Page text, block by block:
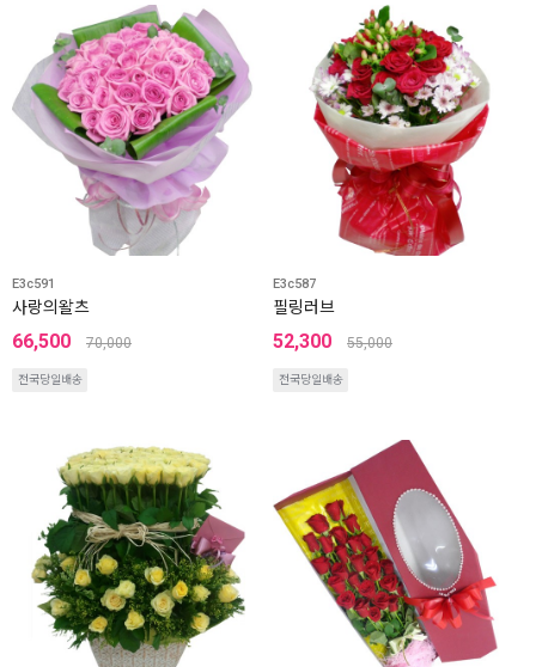
E3c591
사랑의왈츠
66,500 70,000
전국당일배송
E3c587
필링러브
52,300 55,000
전국당일배송